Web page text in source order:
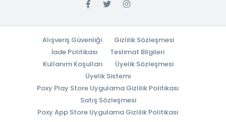
Alışveriş Güvenliği
Gizlilik Sözleşmesi
İade Politikası
Teslimat Bilgileri
Kullanım Koşulları
Üyelik Sözleşmesi
Üyelik Sistemi
Poxy Play Store Uygulama Gizlilik Politikası
Satış Sözleşmesi
Poxy App Store Uygulama Gizlilik Politikası